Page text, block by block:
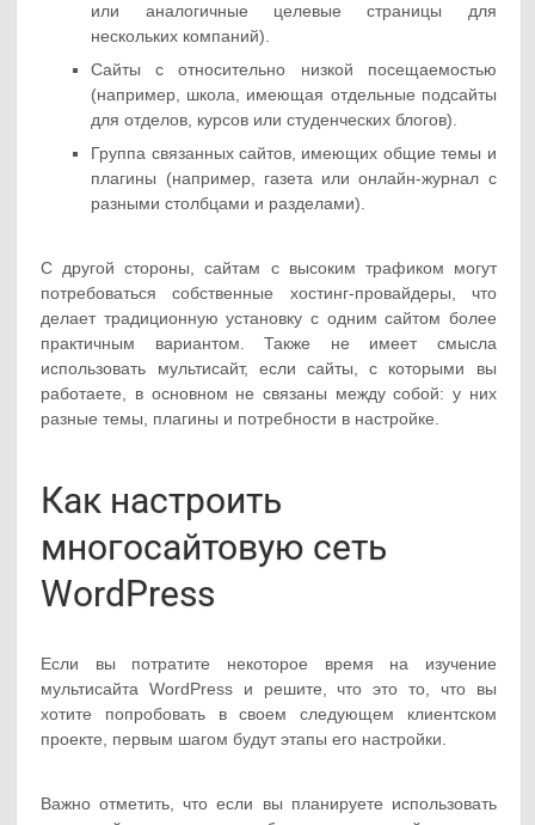
или аналогичные целевые страницы для
нескольких компаний).
Сайты с относительно низкой посещаемостью
(например, школа, имеющая отдельные подсайты
для отделов, курсов или студенческих блогов).
Группа связанных сайтов, имеющих общие темы и
плагины (например, газета или онлайн-журнал с
разными столбцами и разделами).
С другой стороны, сайтам с высоким трафиком могут
потребоваться собственные хостинг-провайдеры, что
делает традиционную установку с одним сайтом более
практичным вариантом. Также не имеет смысла
использовать мультисайт, если сайты, с которыми вы
работаете, в основном не связаны между собой: у них
разные темы, плагины и потребности в настройке.
Как настроить
многосайтовую сеть
WordPress
Если вы потратите некоторое время на изучение
мультисайта WordPress и решите, что это то, что вы
хотите попробовать в своем следующем клиентском
проекте, первым шагом будут этапы его настройки.
Важно отметить, что если вы планируете использовать